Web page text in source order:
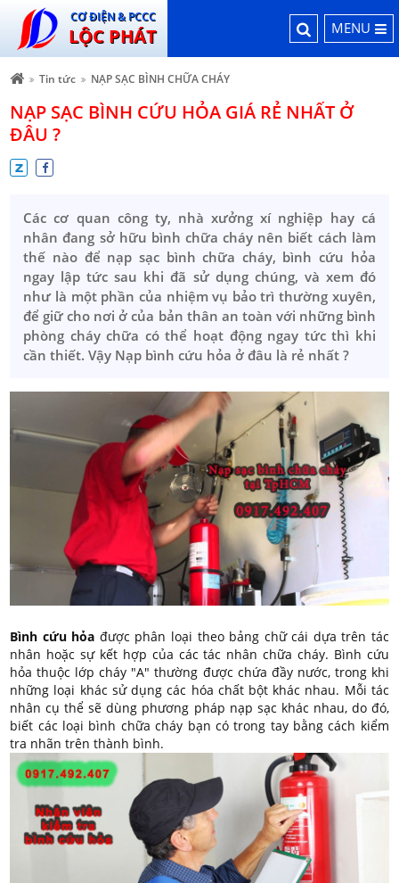
CƠ ĐIỆN & PCCC
LỘC PHÁT MENU
Tin tức NẠP SẠC BÌNH CHỮA CHÁY
NẠP SẠC BÌNH CỨU HỎA GIÁ RẺ NHẤT Ở
ĐÂU ?
Các cơ quan công ty, nhà xưởng xí nghiệp hay cá
nhân đang sở hữu bình chữa cháy nên biết cách làm
thế nào để nạp sạc bình chữa cháy, bình cứu hỏa
ngay lập tức sau khi đã sử dụng chúng, và xem đó
như là một phần của nhiệm vụ bảo trì thường xuyên,
để giữ cho nơi ở của bản thân an toàn với những bình
phòng cháy chữa có thể hoạt động ngay tức thì khi
cần thiết. Vậy Nạp bình cứu hỏa ở đâu là rẻ nhất ?
Bình cứu hỏa được phân loại theo bảng chữ cái dựa trên tác
nhân hoặc sự kết hợp của các tác nhân chữa cháy. Bình cứu
hỏa thuộc lớp cháy "A" thường được chứa đầy nước, trong khi
những loại khác sử dụng các hóa chất bột khác nhau. Mỗi tác
nhân cụ thể sẽ dùng phương pháp nạp sạc khác nhau, do đó,
biết các loại bình chữa cháy bạn có trong tay bằng cách kiểm
tra nhãn trên thành bình.